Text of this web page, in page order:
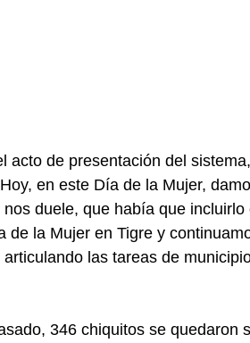
acto de presentación del
en este Día de la Mujer,
nos duele, que había que
de la Mujer en Tigre y
articulando las tareas de
346 chiquitos se